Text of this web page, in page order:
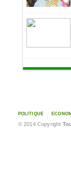
POLITIQUE
© 2014 Copyright